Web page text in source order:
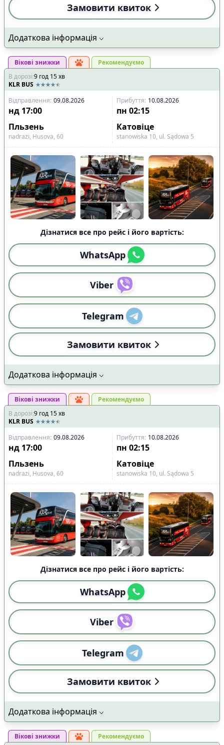
Замовити квиток
Додаткова інформація
Вікові знижки
Рекомендуємо
В дорозі:9 год 15хв
KLR BUS
Відправлення: 09.08.2026 Прибуття: 10.08.2026
нд 17:00 пн 02:15
Пльзень
Катовіце
nadrazi, Husova, 60 stanowiska 10, ul. Sądowa 5
Дізнатися все про рейс і його вартість:
WhatsApp
Viber
Telegram
Замовити квиток
Додаткова інформація
Вікові знижки
Рекомендуємо
В дорозі:9 год 15хв
KLR BUS
Відправлення: 09.08.2026 Прибуття: 10.08.2026
нд 17:00 пн 02:15
Пльзень
Катовіце
nadrazi, Husova, 60 stanowiska 10, ul. Sądowa 5
Дізнатися все про рейс і його вартість:
WhatsApp
Viber
Telegram
Замовити квиток
Додаткова інформація
Вікові знижки
Рекомендуємо